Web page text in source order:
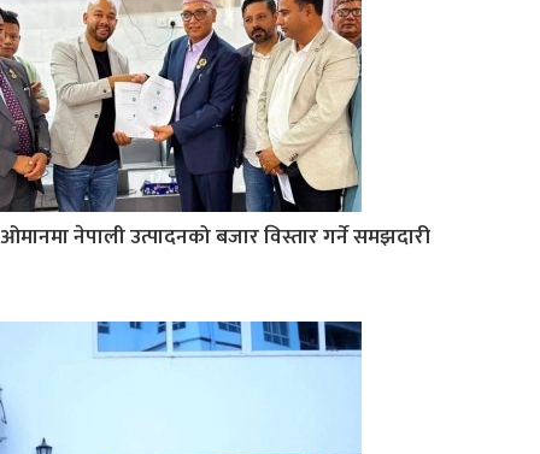
ओमानमा नेपाली उत्पादनको बजार विस्तार गर्ने समझदारी